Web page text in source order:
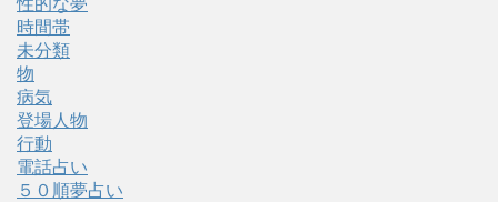
性的な夢
時間帯
未分類
物
病気
登場人物
行動
電話占い
５０順夢占い